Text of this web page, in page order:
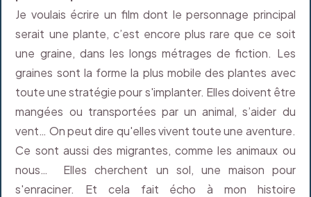
Je voulais écrire un film dont le personnage principal
serait une plante, c’est encore plus rare que ce soit
une graine, dans les longs métrages de fiction. Les
graines sont la forme la plus mobile des plantes avec
toute une stratégie pour s'implanter. Elles doivent être
mangées ou transportées par un animal, s’aider du
vent… On peut dire qu'elles vivent toute une aventure.
Ce sont aussi des migrantes, comme les animaux ou
nous… Elles cherchent un sol, une maison pour
s'enraciner. Et cela fait écho à mon histoire